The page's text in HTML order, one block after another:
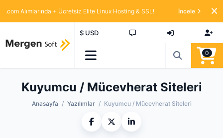
.com Alımlarında + Ücretsiz Elite Linux Hosting & SSL! İncele
$ USD
0
Kuyumcu / Mücevherat Siteleri
Anasayfa Yazılımlar Kuyumcu / Mücevherat Siteleri